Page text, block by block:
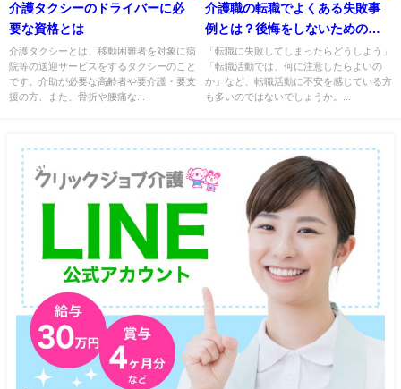
介護タクシーのドライバーに必
要な資格とは
介護タクシーとは、移動困難者を対象に病
院等の送迎サービスをするタクシーのこと
です。介助が必要な高齢者や要介護・要支
援の方、また、骨折や腰痛な...
介護職の転職でよくある失敗事
例とは？後悔をしないためのコ
ツ
「転職に失敗してしまったらどうしよう」
「転職活動では、何に注意したらよいの
か」など、転職活動に不安を感じている方
も多いのではないでしょうか。...